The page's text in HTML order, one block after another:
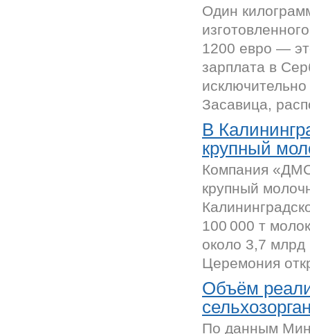
Один
1200 евро —
зарплата в
Засавица,
В
крупный
Компания
крупный
100 000 т
около 3,7
Церемония
Объём
По данным